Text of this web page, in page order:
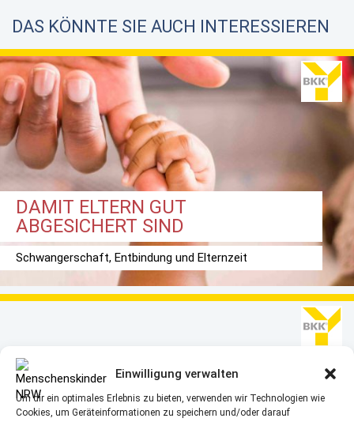
Einwilligung verwalten
Um dir ein optimales Erlebnis zu bieten, verwenden wir Technologien wie
Cookies, um Geräteinformationen zu speichern und/oder darauf
DAS KÖNNTE SIE AUCH INTERESSIEREN
DAMIT ELTERN GUT
ABGESICHERT SIND
Schwangerschaft, Entbindung und Elternzeit